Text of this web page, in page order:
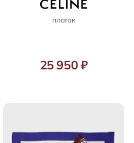
платок
25 950 ₽